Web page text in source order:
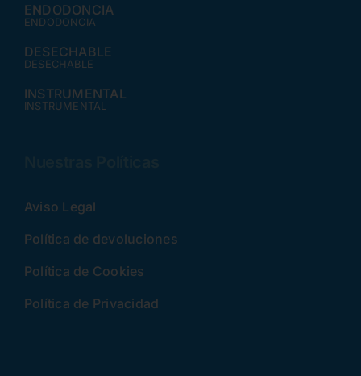
ENDODONCIA
ENDODONCIA
DESECHABLE
DESECHABLE
INSTRUMENTAL
INSTRUMENTAL
Aviso Legal
Política de devoluciones
Política de Cookies
Política de Privacidad